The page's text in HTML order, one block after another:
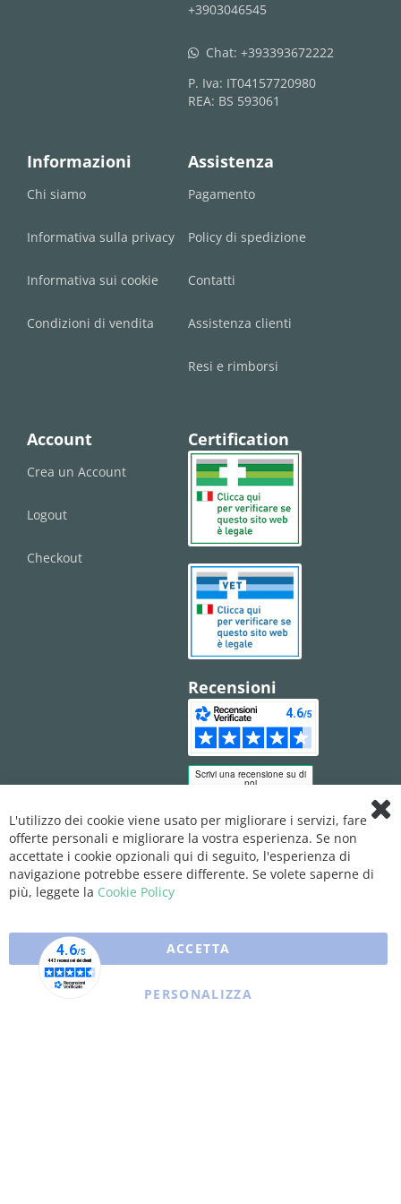
+3903046545
whatsapp Chat: +393393672222
P. Iva: IT04157720980
REA: BS 593061
Informazioni
Chi siamo
Informativa sulla privacy
Informativa sui cookie
Condizioni di vendita
Assistenza
Pagamento
Policy di spedizione
Contatti
Assistenza clienti
Resi e rimborsi
Account
Crea un Account
Logout
Checkout
Certification
Recensioni
L'utilizzo dei cookie viene usato per migliorare i servizi, fare
offerte personali e migliorare la vostra esperienza. Se non
accettate i cookie opzionali qui di seguito, l'esperienza di
navigazione potrebbe essere differente. Se volete saperne di
più, leggete la Cookie Policy
ACCETTA
PERSONALIZZA